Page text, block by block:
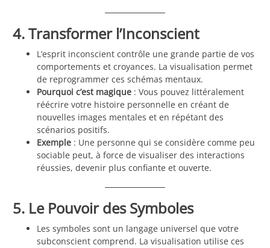
4. Transformer l’Inconscient
L’esprit inconscient contrôle une grande partie de vos
comportements et croyances. La visualisation permet
de reprogrammer ces schémas mentaux.
Pourquoi c’est magique : Vous pouvez littéralement
réécrire votre histoire personnelle en créant de
nouvelles images mentales et en répétant des
scénarios positifs.
Exemple : Une personne qui se considère comme peu
sociable peut, à force de visualiser des interactions
réussies, devenir plus confiante et ouverte.
5. Le Pouvoir des Symboles
Les symboles sont un langage universel que votre
subconscient comprend. La visualisation utilise ces